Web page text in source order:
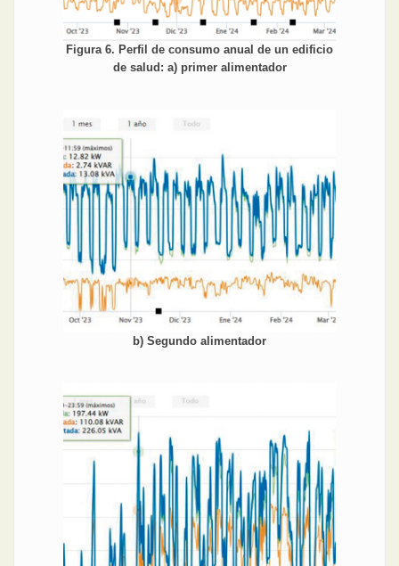
Figura 6. Perfil de consumo anual de un edificio
de salud: a) primer alimentador
b) Segundo alimentador